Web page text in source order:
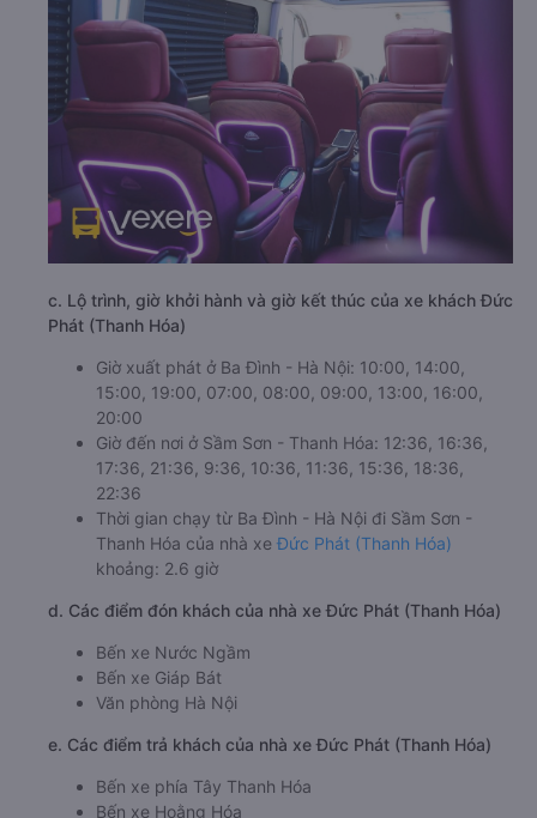
c. Lộ trình, giờ khởi hành và giờ kết thúc của xe khách Đức
Phát (Thanh Hóa)
Giờ xuất phát ở Ba Đình - Hà Nội: 10:00, 14:00,
15:00, 19:00, 07:00, 08:00, 09:00, 13:00, 16:00,
20:00
Giờ đến nơi ở Sầm Sơn - Thanh Hóa: 12:36, 16:36,
17:36, 21:36, 9:36, 10:36, 11:36, 15:36, 18:36,
22:36
Thời gian chạy từ Ba Đình - Hà Nội đi Sầm Sơn -
khoảng: 2.6 giờ
d. Các điểm đón khách của nhà xe Đức Phát (Thanh Hóa)
Bến xe Nước Ngầm
Văn phòng Hà Nội